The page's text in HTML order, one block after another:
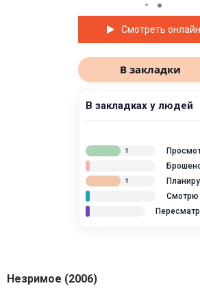
Смотреть онлайн
В закладки
В закладках у людей
1
1
Смотрю
Незримое (2006)